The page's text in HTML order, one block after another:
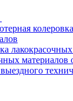
материалов